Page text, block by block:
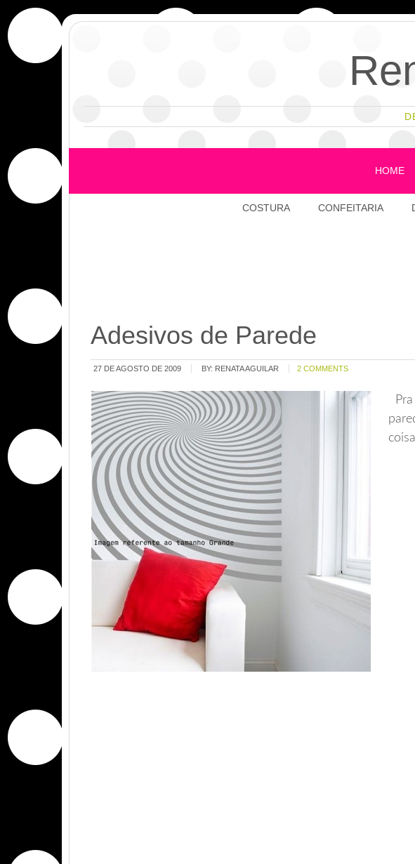
HOME
COSTURA CONFEITARIA
Adesivos de Parede
27 DE AGOSTO DE 2009 BY: RENATA AGUILAR 2 COMMENTS